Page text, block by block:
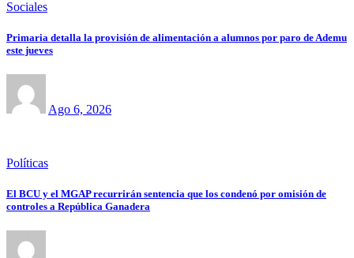
Sociales
Primaria detalla la provisión de alimentación a alumnos por paro de Ademu
este jueves
Ago 6, 2026
Políticas
El BCU y el MGAP recurrirán sentencia que los condenó por omisión de
controles a República Ganadera